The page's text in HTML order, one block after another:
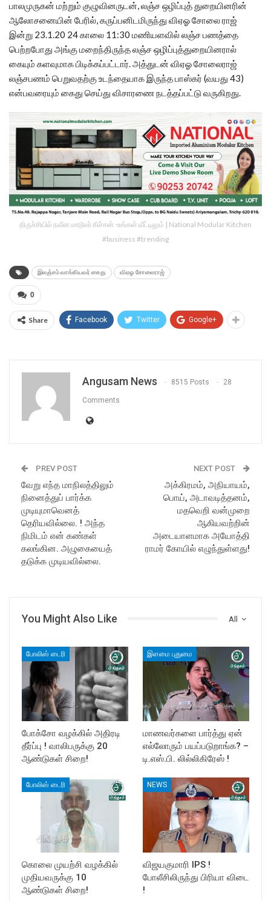
பாலமுருகன் மற்றும் குழுவினருடன், லஞ்ச ஒழிப்புத் துறையினரின்
ஆலோசனையின் பேரில், கருப்பனிடமிருந்து விஏஓ சோலை ராஜ்
இன்று 23.1.20 24 காலை 11:30 மணியளவில் லஞ்ச பணத்தை
பெற்றபோது அங்கு மறைந்திருந்த லஞ்ச ஒழிப்புத்துறையினரால்
கையும் களவுமாக பிடிக்கப்பட்டார். அத்துடன் விஏஓ சோலைராஜ்
லஞ்சபணம் பெறுவதற்கு உடந்தையாக இருந்த பாஸ்கர் (வயது 43)
என்பவரையும் கைது செய்து விசாரணை நடத்தப்பட்டு வருகிறது.
திருச்சியில் நவீன மாடூலர் கிச்சன் -உங்கள் வீட்டிலும் | National Modular Kitchen
#business #trending
இலஞ்சம் வாங்கியவர் கைது விஏஓ சோலைராஜ்
0
Share Facebook Twitter Google+
Angusam News 8515 Posts 28
Comments
PREV POST
வேறு எந்த மாநிலத்திலும்
நினைத்துப் பார்க்க
முடியுமாவெனத்
தெரியவில்லை. ! அந்த
நிமிடம் என் கண்கள்
கலங்கின. அழுகையைத்
தடுக்க முடியவில்லை.
NEXT POST
அக்கிரமம், அநியாயம்,
பொய், அடாவடித்தனம்,
மதவெறி வன்முறை
ஆகியவற்றின்
அடையாளமாக அயோத்தி
ராமர் கோயில் எழுந்துள்ளது!
All
You Might Also Like
போலிஸ் டைரி
போக்சோ வழக்கில் அதிரடி
தீர்ப்பு ! வாலிபருக்கு 20
ஆண்டுகள் சிறை!
இளமை புதுமை
மாணவர்களை பார்த்து ஏன்
எல்லோரும் பயப்படுறாங்க? –
டி.எஸ்.பி. லில்லிகிரேஸ் !
போலிஸ் டைரி
கொலை முயற்சி வழக்கில்
முதியவருக்கு 10
ஆண்டுகள் சிறை!
NEWS
விஜயகுமாரி IPS !
போலீசிலிருந்து பிரியா விடை
!